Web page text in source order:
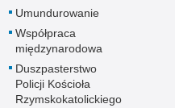
Umundurowanie
Współpraca
międzynarodowa
Duszpasterstwo
Policji Kościoła
Rzymskokatolickiego